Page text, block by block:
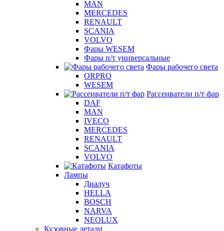
MAN
MERCEDES
RENAULT
SCANIA
VOLVO
Фары WESEM
Фары п/т универсальные
Фары рабочего света
ORPRO
WESEM
Рассеиватели п/т фар
DAF
MAN
IVECO
MERCEDES
RENAULT
SCANIA
VOLVO
Катафоты
Лампы
Диалуч
HELLA
BOSCH
NARVA
NEOLUX
Кузовные детали